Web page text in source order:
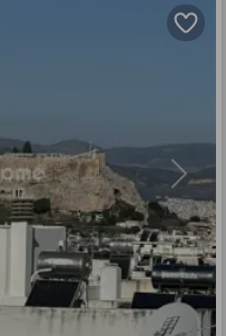
Next